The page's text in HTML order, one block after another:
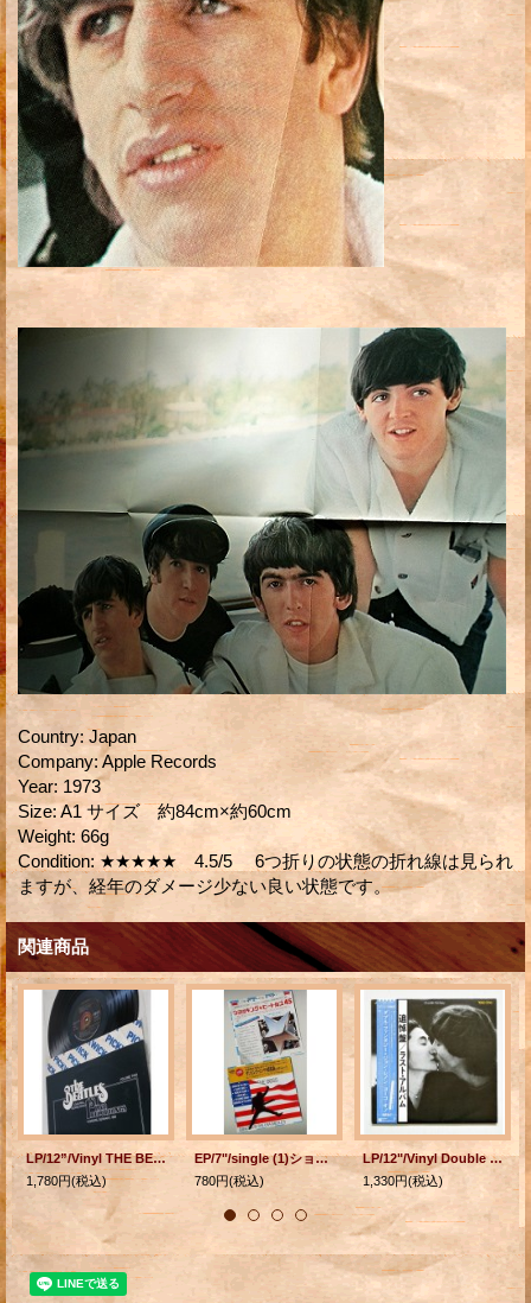
Country: Japan
Company: Apple Records
Year: 1973
Size: A1 サイズ 約84cm×約60cm
Weight: 66g
Condition: ★★★★★ 4.5/5 6つ折りの状態の折れ線は見られ
ますが、経年のダメージ少ない良い状態です。
関連商品
LP/12”/Vinyl THE BEATLES ビートルズ 1st LIVE RECORDINGS HAMBURG, GERMANY, 1962 VOLUME TWO (1979) U.S.A.
1,780円(税込)
EP/7"/single (1)ショッキング★ビートルズ45 歌・演奏 スターズ・オン (1981) (2)ダンシング・イン・ザ・USA 歌・演奏 ザ・ボス (1986) 各1枚
780円(税込)
LP/12"/Vinyl Double Fantasy ダブル・ファンタジー ジョン・レノン＆オノ・ヨーコ (1980) GEFFEN RECORDS 帯、英語詞付スリーブ、ライナー付
1,330円(税込)